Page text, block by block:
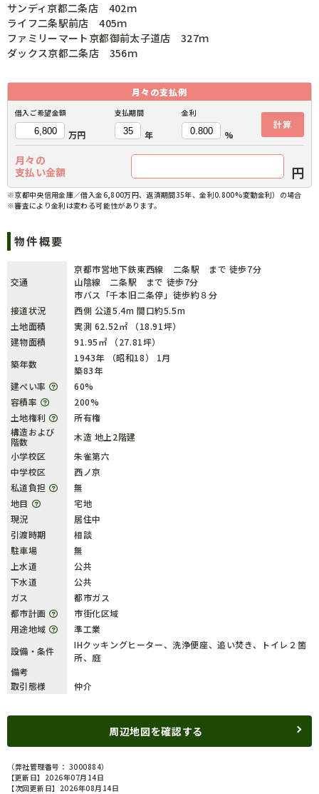
サンディ京都二条店 402ｍ
ライフ二条駅前店 405ｍ
ファミリーマート京都御前太子道店 327ｍ
ダックス京都二条店 356ｍ
月々の支払例
借入ご希望金額
万円
支払期間
年
金利
%
計算
月々の
支払い金額
円
※京都中央信用金庫／借入金6,800万円、返済期間35年、金利0.800%変動金利）の場合
※審査により金利は変わる可能性があります。
物件概要
交通
京都市営地下鉄東西線 二条駅 まで 徒歩7分
山陰線 二条駅 まで 徒歩7分
市バス「千本旧二条停」徒歩約８分
接道状況
西側 公道5.4m 間口約5.5m
土地面積
実測 62.52㎡ （18.91坪）
建物面積
91.95㎡ （27.81坪）
築年数
1943年 （昭和18） 1月
築83年
建ぺい率
60%
容積率
200%
土地権利
所有権
構造および
階数
木造 地上2階建
小学校区
朱雀第六
中学校区
西ノ京
私道負担
無
地目
宅地
現況
居住中
引渡時期
相談
駐車場
無
上水道
公共
下水道
公共
ガス
都市ガス
都市計画
市街化区域
用途地域
準工業
設備・条件
IHクッキングヒーター、洗浄便座、追い焚き、トイレ２箇
所、庭
備考
取引態様
仲介
周辺地図を確認する
（弊社管理番号： 3000884）
【更新日】2026年07月14日
【次回更新日】2026年08月14日